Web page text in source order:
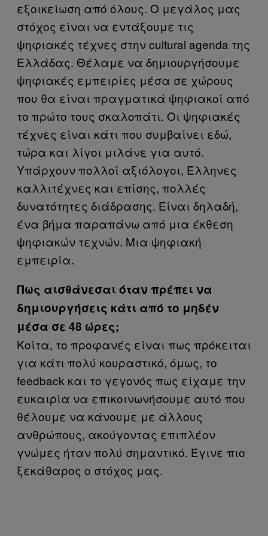
εξοικείωση από όλους. Ο μεγάλος μας
στόχος είναι να εντάξουμε τις
ψηφιακές τέχνες στην cultural agenda της
Ελλάδας. Θέλαμε να δημιουργήσουμε
ψηφιακές εμπειρίες μέσα σε χώρους
που θα είναι πραγματικά ψηφιακοί από
το πρώτο τους σκαλοπάτι. Οι ψηφιακές
τέχνες είναι κάτι που συμβαίνει εδώ,
τώρα και λίγοι μιλάνε για αυτό.
Υπάρχουν πολλοί αξιόλογοι, Έλληνες
καλλιτέχνες και επίσης, πολλές
δυνατότητες διάδρασης. Είναι δηλαδή,
ένα βήμα παραπάνω από μια έκθεση
ψηφιακών τεχνών. Μια ψηφιακή
εμπειρία.
Πως αισθάνεσαι όταν πρέπει να
δημιουργήσεις κάτι από το μηδέν
μέσα σε 48 ώρες;
Κοίτα, το προφανές είναι πως πρόκειται
για κάτι πολύ κουραστικό, όμως, το
feedback και το γεγονός πως είχαμε την
ευκαιρία να επικοινωνήσουμε αυτό που
θέλουμε να κάνουμε με άλλους
ανθρώπους, ακούγοντας επιπλέον
γνώμες ήταν πολύ σημαντικό. Έγινε πιο
ξεκάθαρος ο στόχος μας.